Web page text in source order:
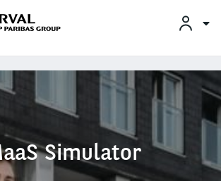
inhoud gaan
Simulator